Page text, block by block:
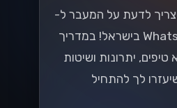
לדעת על המעבר ל-
WhatsApp Cloud API בישראל! במדריך
יתרונות ושיטות
לך להתחיל